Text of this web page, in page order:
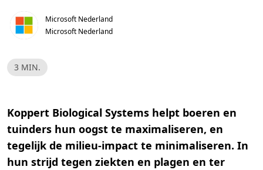
Microsoft Nederland
Microsoft Nederland
L
e
,
m
n
3 MIN.
Koppert Biological Systems helpt boeren en
tuinders hun oogst te maximaliseren, en
tegelijk de milieu-impact te minimaliseren. In
hun strijd tegen ziekten en plagen en ter